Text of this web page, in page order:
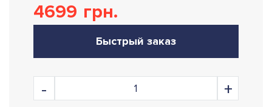
4699 грн.
Быстрый заказ